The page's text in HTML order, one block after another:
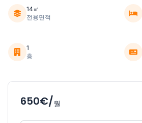
14㎡
전용면적
1
층
650€/월